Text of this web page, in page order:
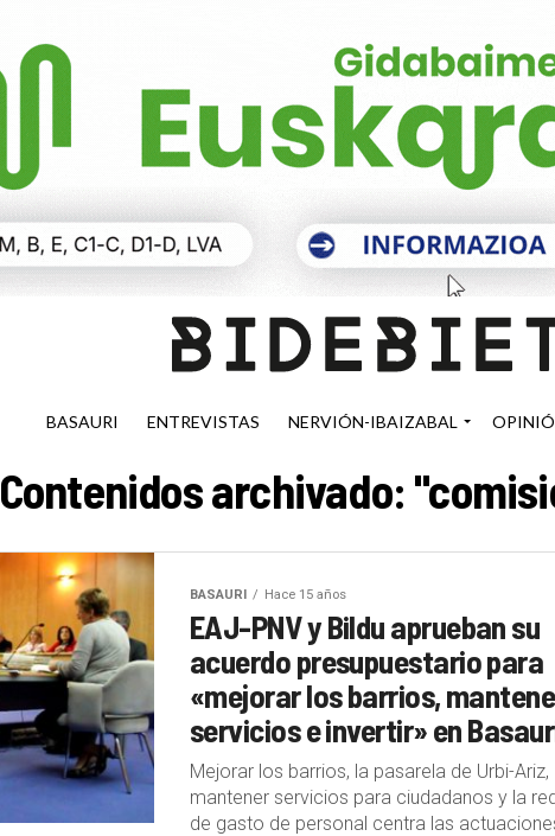
BASAURI ENTREVISTAS NERVIÓN-IBAIZABAL
Contenidos archivado:
BASAURI Hace 15 años
EAJ-PNV y Bildu aprueban su
acuerdo presupuestario para
«mejorar los barrios,
servicios e invertir» en
Mejorar los barrios, la pasarela de Urbi-Ariz,
mantener servicios para ciudadanos y la
de gasto de personal centra las